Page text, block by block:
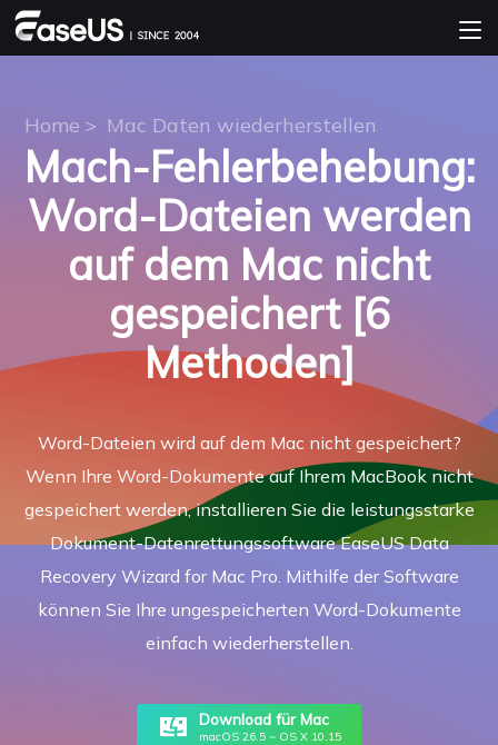
Home > Mac Daten wiederherstellen
Mach-Fehlerbehebung:
Word-Dateien werden
auf dem Mac nicht
gespeichert [6
Methoden]
Word-Dateien wird auf dem Mac nicht gespeichert?
Wenn Ihre Word-Dokumente auf Ihrem MacBook nicht
gespeichert werden, installieren Sie die leistungsstarke
Dokument-Datenrettungssoftware EaseUS Data
Recovery Wizard for Mac Pro. Mithilfe der Software
können Sie Ihre ungespeicherten Word-Dokumente
einfach wiederherstellen.
Download für Mac
macOS 26.5 ~ OS X 10.15